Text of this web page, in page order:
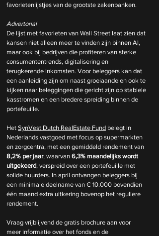
favorietenlijstjes van de grootste zakenbanken.
Advertorial
De lijst met favorieten van Wall Street laat zien dat
kansen niet alleen meer te vinden zijn binnen AI,
maar ook bij bedrijven die profiteren van sterke
consumententrends, digitalisering en
terugkerende inkomsten. Voor beleggers kan dat
een aanleiding zijn om naast groeiaandelen ook te
kijken naar beleggingen die gericht zijn op stabiele
kasstromen en een bredere spreiding binnen de
portefeuille.
Het SynVest Dutch RealEstate Fund belegt in
Nederlands vastgoed met focus op supermarkten
en zorgcentra, met een gemiddeld rendement van
8,2% per jaar, waarvan 6,3% maandelijks wordt
uitgekeerd, verspreid over een portefeuille met
solide huurders. In april ontvangen beleggers bij
een minimale deelname van € 10.000 bovendien
één maand extra uitkering bovenop het reguliere
rendement.
Vraag vrijblijvend de gratis brochure aan voor
meer informatie over het fonds en de